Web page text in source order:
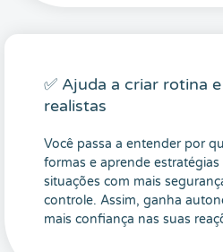
✅ Ajuda a criar rotina
realistas
Você passa a entender por
formas e aprende estratégias
situações com mais
controle. Assim, ganha
mais confiança nas suas